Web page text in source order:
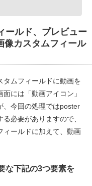
ールド、プレビュー
カスタムフィール
ムフィールドに動画を
には「動画アイコン」
、今回の処理ではposter
必要がありますので、
ィールドに加えて、動画
な下記の3つ要素を